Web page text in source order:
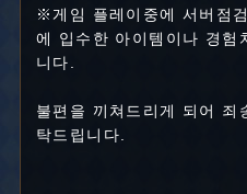
※게임 플레이중에 서버점
에 입수한 아이템이나 경험
니다.
불편을 끼쳐드리게 되어 죄
탁드립니다.